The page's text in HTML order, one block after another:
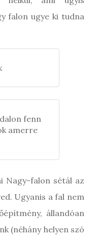
falon ugye ki tudna
fenn
amerre
Nagy-falon sétál az
Ugyanis a fal nem
állandóan
(néhány helyen szó